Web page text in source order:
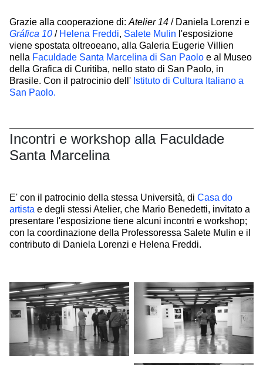
Grazie alla cooperazione di: Atelier 14 / Daniela Lorenzi e
Gráfica 10 / Helena Freddi, Salete Mulin l'esposizione
viene spostata oltreoeano, alla Galeria Eugerie Villien
nella Faculdade Santa Marcelina di San Paolo e al Museo
della Grafica di Curitiba, nello stato di San Paolo, in
Brasile. Con il patrocinio dell' Istituto di Cultura Italiano a
San Paolo.
Incontri e workshop alla Faculdade
Santa Marcelina
E' con il patrocinio della stessa Università, di Casa do
artista e degli stessi Atelier, che Mario Benedetti, invitato a
presentare l'esposizione tiene alcuni incontri e workshop;
con la coordinazione della Professoressa Salete Mulin e il
contributo di Daniela Lorenzi e Helena Freddi.